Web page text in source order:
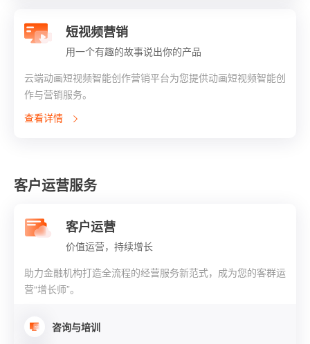
短视频营销
用一个有趣的故事说出你的产品
云端动画短视频智能创作营销平台为您提供动画短视频智能创
作与营销服务。
查看详情
客户运营服务
客户运营
价值运营，持续增长
助力金融机构打造全流程的经营服务新范式，成为您的客群运
营“增长师”。
咨询与培训